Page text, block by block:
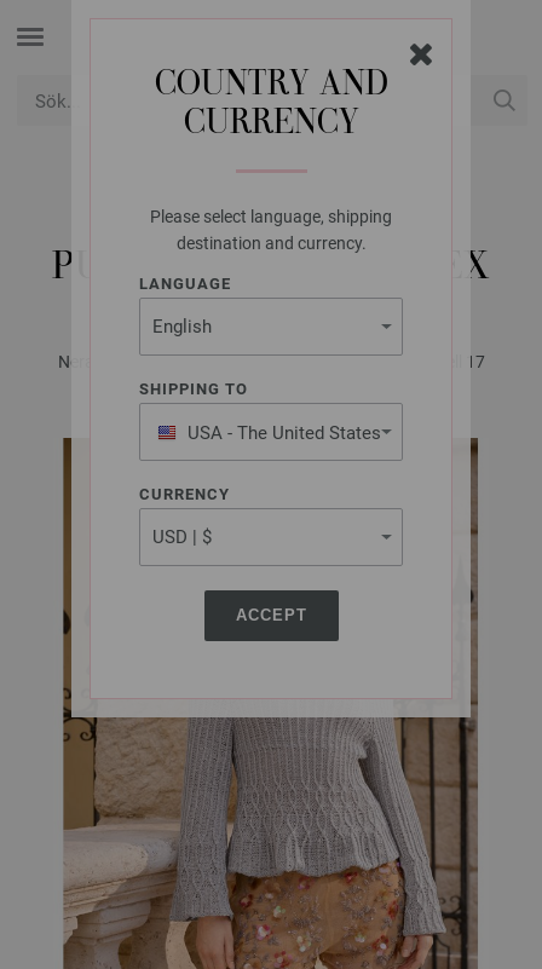
COUNTRY AND
CURRENCY
Please select language, shipping
destination and currency.
LANGUAGE
SHIPPING TO
USA - The United States
of America
CURRENCY
ACCEPT
LANA GROSSA
PULLOVER FILO LUREX
Nera No. 2 - Magazine (DE) + Oppskrifter (NO) | Modell 17